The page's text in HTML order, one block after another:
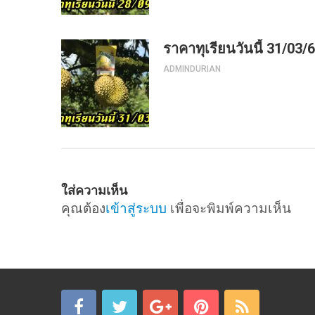
ราคาทุเรียนวันนี้ 31/03/
ADMINDURIAN
ใส่ความเห็น
คุณต้องเข้าสู่ระบบ เพื่อจะพิมพ์ความเห็น